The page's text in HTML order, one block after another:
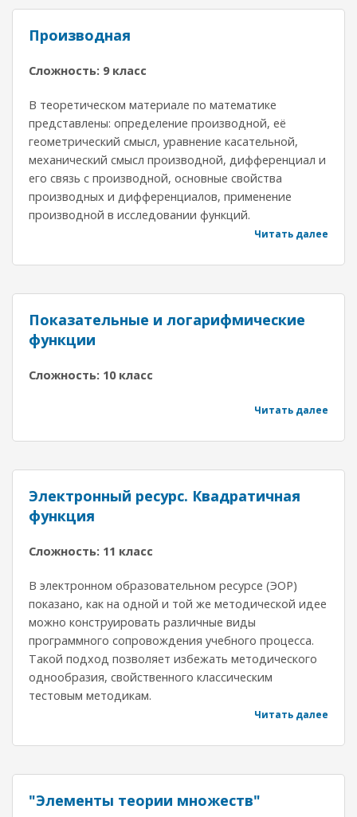
Производная
Сложность: 9 класс
В теоретическом материале по математике
представлены: определение производной, её
геометрический смысл, уравнение касательной,
механический смысл производной, дифференциал и
его связь с производной, основные свойства
производных и дифференциалов, применение
производной в исследовании функций.
Читать далее
Показательные и логарифмические
функции
Сложность: 10 класс
Читать далее
Электронный ресурс. Квадратичная
функция
Сложность: 11 класс
В электронном образовательном ресурсе (ЭОР)
показано, как на одной и той же методической идее
можно конструировать различные виды
программного сопровождения учебного процесса.
Такой подход позволяет избежать методического
однообразия, свойственного классическим
тестовым методикам.
Читать далее
"Элементы теории множеств"